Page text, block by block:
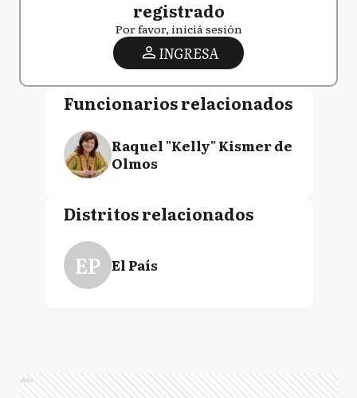
registrado
Por favor, iniciá sesión
INGRESA
Funcionarios relacionados
Raquel "Kelly" Kismer de
Olmos
Distritos relacionados
EP El País
Ads